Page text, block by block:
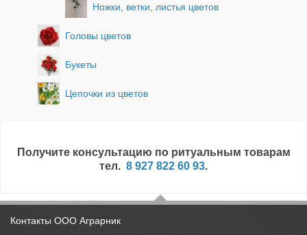
Ножки, ветки, листья цветов
Головы цветов
Букеты
Цепочки из цветов
Получите консультацию по ритуальным товарам
тел. 8 927 822 60 93.
Контакты ООО Аграрник